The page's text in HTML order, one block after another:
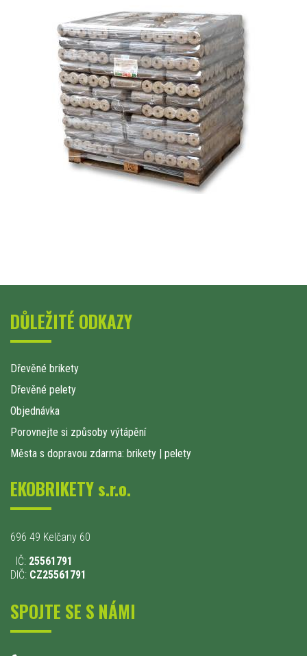
DŮLEŽITÉ ODKAZY
Dřevěné brikety
Dřevěné pelety
Objednávka
Porovnejte si způsoby výtápění
Města s dopravou zdarma: brikety | pelety
EKOBRIKETY s.r.o.
696 49 Kelčany 60
IČ: 25561791
DIČ: CZ25561791
SPOJTE SE S NÁMI